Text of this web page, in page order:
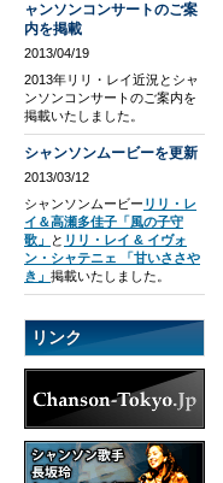
ャンソンコンサートのご案
内を掲載
2013/04/19
2013年リリ・レイ近況とシャ
ンソンコンサートのご案内を
掲載いたしました。
シャンソンムービーを更新
2013/03/12
シャンソンムービー リリ・レ
イ＆高瀬多佳子「風の子守
歌」
と リリ・レイ & イヴォ
ン・シャテニェ 「甘いささや
き」 掲載いたしました。
リンク